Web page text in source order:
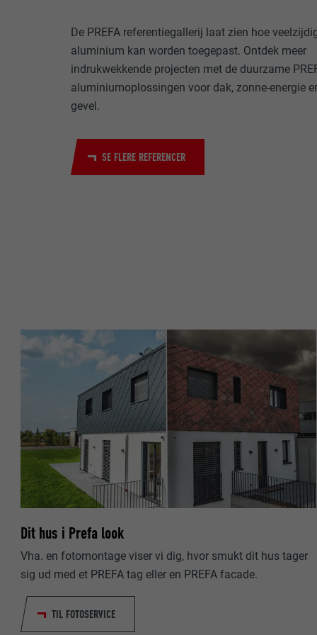
De PREFA referentiegallerij laat zien hoe
aluminium kan worden toegepast. Ontdek meer
indrukwekkende projecten met de duurzame
aluminiumoplossingen voor dak, zonne-energie
gevel.
SE FLERE REFERENCER
Dit hus i Prefa look
Vha. en fotomontage viser vi dig, hvor smukt dit hus tager
sig ud med et PREFA tag eller en PREFA facade.
TIL FOTOSERVICE
FORMÅL
UDBYDER
FORLØB
FORMÅL
NAVN
COOKIES TIL
"Cookies til
af websteder.
NAVN
UDBYDER
FORLØB
FORMÅL
NAVN
UDBYDER